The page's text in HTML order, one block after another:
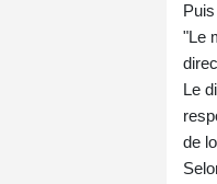
"Le
Le
de